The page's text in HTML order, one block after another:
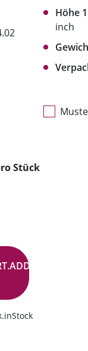
Höhe
inch
Stück